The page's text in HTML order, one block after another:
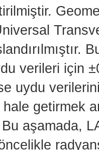
verileri için
uydu
hale getirmek
aşamada,